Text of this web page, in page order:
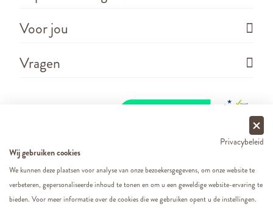
Voor jou
Vragen
Copyright ©2026 - Cats&Dogs - Website byeWings
e-commerce
Privacybeleid
Wij gebruiken cookies
We kunnen deze plaatsen voor analyse van onze bezoekersgegevens, om onze website te
verbeteren, gepersonaliseerde inhoud te tonen en om u een geweldige website-ervaring te
bieden. Voor meer informatie over de cookies die we gebruiken opent u de instellingen.